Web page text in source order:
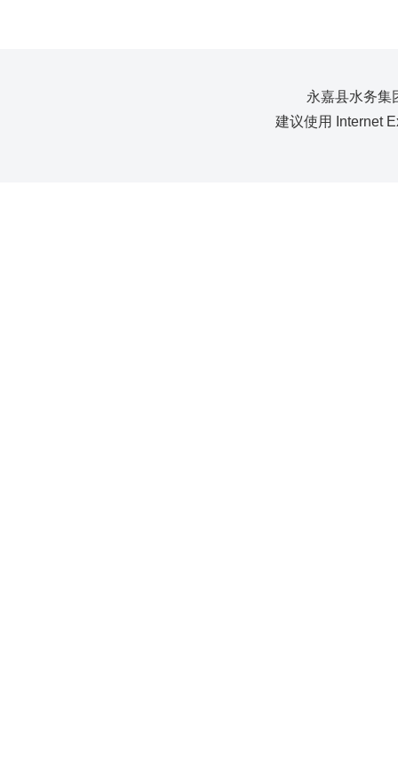
永嘉县水务
建议使用 Internet